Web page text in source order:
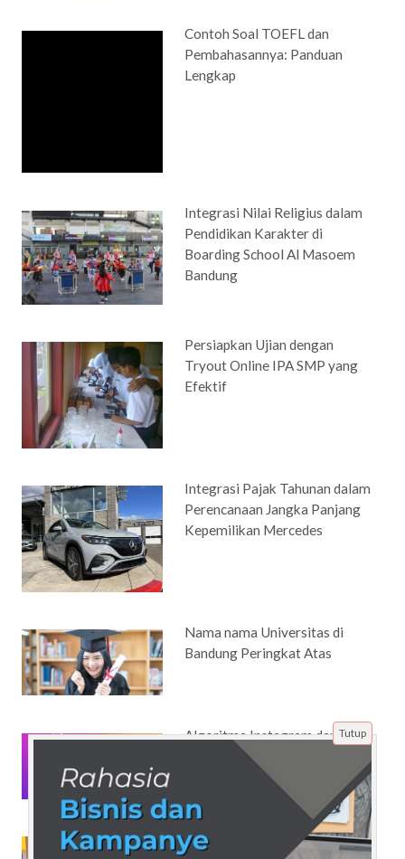
Contoh Soal TOEFL dan
Pembahasannya: Panduan
Lengkap
Integrasi Nilai Religius dalam
Pendidikan Karakter di
Boarding School Al Masoem
Bandung
Persiapkan Ujian dengan
Tryout Online IPA SMP yang
Efektif
Integrasi Pajak Tahunan dalam
Perencanaan Jangka Panjang
Kepemilikan Mercedes
Nama nama Universitas di
Bandung Peringkat Atas
Algoritma Instagram dan
Penjualan: Kunci Strategi
Pemasaran Digital
Masoem University,
Tutup